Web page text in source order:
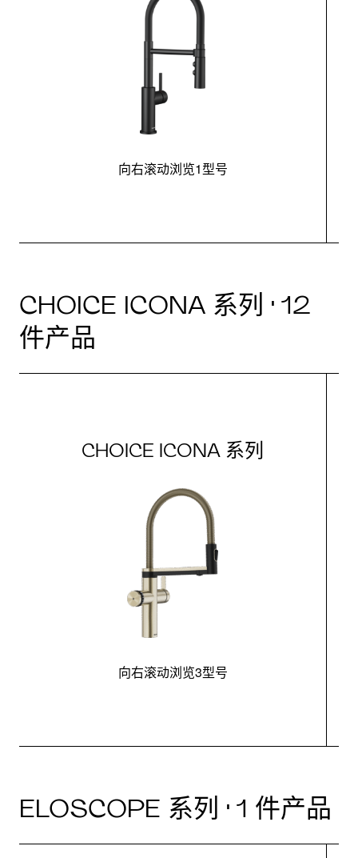
向右滚动浏览1型号
CHOICE ICONA 系列 · 12
件产品
CHOICE ICONA 系列
向右滚动浏览3型号
ELOSCOPE 系列 · 1 件产品